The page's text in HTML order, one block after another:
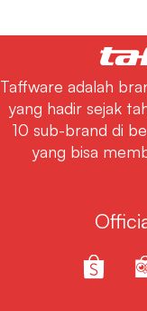
Taffware adalah
yang hadir sejak
10 sub-brand di
yang bisa